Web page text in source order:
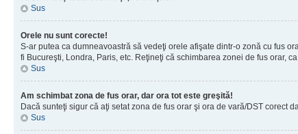
Sus
Orele nu sunt corecte!
S-ar putea ca dumneavoastră să vedeţi orele afişate dintr-o zonă cu fus
fi Bucureşti, Londra, Paris, etc. Reţineţi că schimbarea zonei de fus orar,
Sus
Am schimbat zona de fus orar, dar ora tot este greşită!
Dacă sunteţi sigur că aţi setat zona de fus orar şi ora de vară/DST corect
Sus